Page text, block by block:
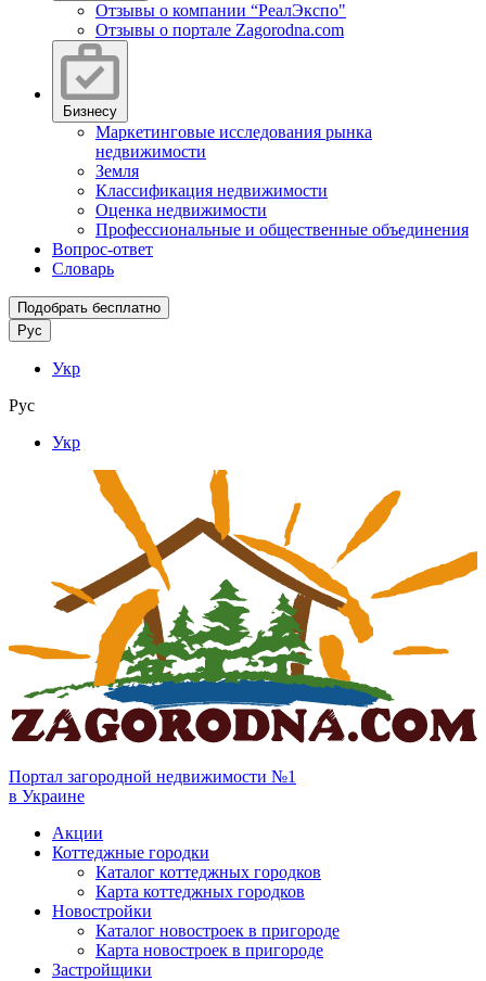
Отзывы о компании “РеалЭкспо"
Отзывы о портале Zagorodna.com
Бизнесу
Маркетинговые исследования рынка
недвижимости
Земля
Классификация недвижимости
Оценка недвижимости
Профессиональные и общественные объединения
Вопрос-ответ
Словарь
Подобрать бесплатно
Рус
Укр
Рус
Укр
Портал загородной недвижимости №1
в Украине
Акции
Коттеджные городки
Каталог коттеджных городков
Карта коттеджных городков
Новостройки
Каталог новостроек в пригороде
Карта новостроек в пригороде
Застройщики